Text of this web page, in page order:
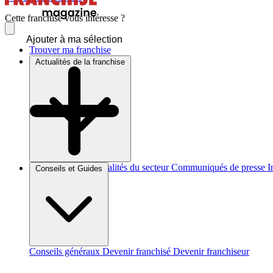
Trouver ma franchise
Actualités de la franchise
Brèves et actus Actualités du secteur Communiqués de presse
Conseils et Guides
Conseils généraux Devenir franchisé Devenir franchiseur
Cette franchise vous intéresse ?
Ajouter à ma sélection